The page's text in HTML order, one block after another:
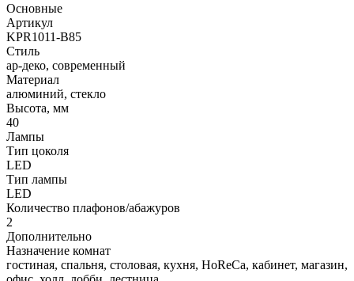
Основные
Артикул
KPR1011-B85
Стиль
ар-деко, современный
Материал
алюминий, стекло
Высота, мм
40
Лампы
Тип цоколя
LED
Тип лампы
LED
Количество плафонов/абажуров
2
Дополнительно
Назначение комнат
гостиная, спальня, столовая, кухня, HoReCa, кабинет, магазин,